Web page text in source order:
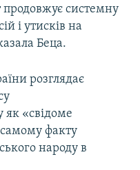
системну
і утисків на
Беца.
розглядає
як «свідоме
факту
народу в